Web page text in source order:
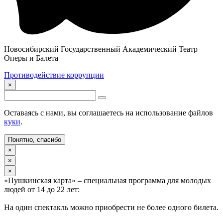
Новосибирский Государственный Академический Театр
Оперы и Балета
Противодействие коррупции
×
Оставаясь с нами, вы соглашаетесь на использование файлов
куки.
Понятно, спасибо
×
×
×
«Пушкинская карта» – специальная программа для молодых
людей от 14 до 22 лет:
На один спектакль можно приобрести не более одного билета.